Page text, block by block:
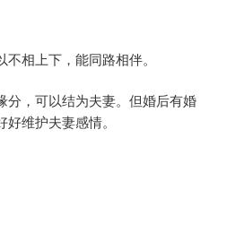
相上下，能同路相伴。
分，可以结为夫妻。但婚后有婚
维护夫妻感情。